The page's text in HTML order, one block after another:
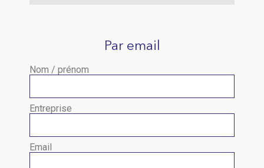
Par email
Nom / prénom
Entreprise
Email